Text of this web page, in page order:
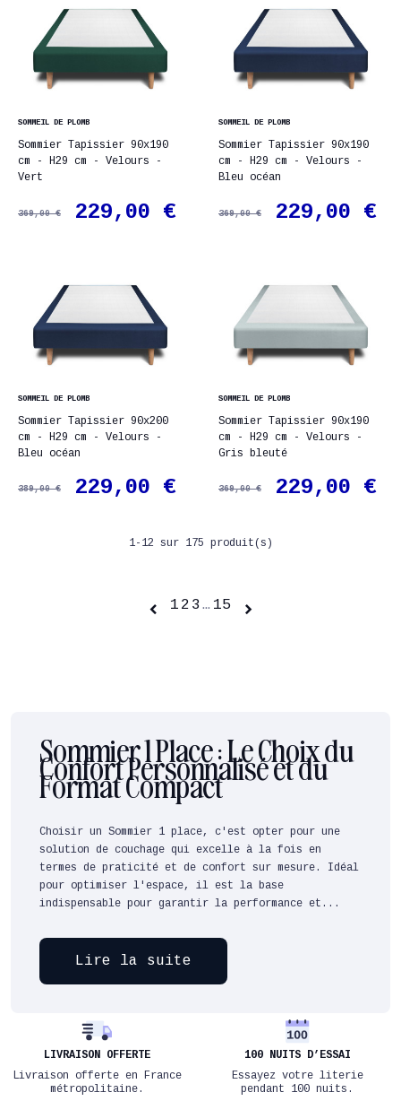
SOMMEIL DE PLOMB
Sommier Tapissier 90x190
cm - H29 cm - Velours -
Vert
369,00 € 229,00 €
SOMMEIL DE PLOMB
Sommier Tapissier 90x190
cm - H29 cm - Velours -
Bleu océan
369,00 € 229,00 €
SOMMEIL DE PLOMB
Sommier Tapissier 90x200
cm - H29 cm - Velours -
Bleu océan
389,00 € 229,00 €
SOMMEIL DE PLOMB
Sommier Tapissier 90x190
cm - H29 cm - Velours -
Gris bleuté
369,00 € 229,00 €
1-12 sur 175 produit(s)
 1 2 3 … 15 
Sommier 1 Place : Le Choix du
Confort Personnalisé et du
Format Compact
Choisir un Sommier 1 place, c'est opter pour une
solution de couchage qui excelle à la fois en
termes de praticité et de confort sur mesure. Idéal
pour optimiser l'espace, il est la base
indispensable pour garantir la performance et...
Lire la suite
LIVRAISON OFFERTE
Livraison offerte en France
métropolitaine.
100 NUITS D’ESSAI
Essayez votre literie
pendant 100 nuits.